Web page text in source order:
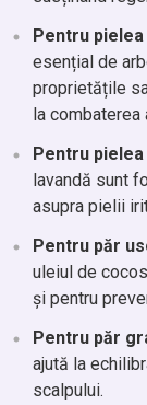
Pentru
esențial de
proprietățile
la
Pentru
lavandă sunt
asupra pielii
Pentru păr
uleiul de
și pentru
Pentru păr
ajută la
scalpului.